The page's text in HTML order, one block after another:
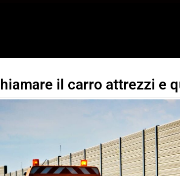
il carro attrezzi e